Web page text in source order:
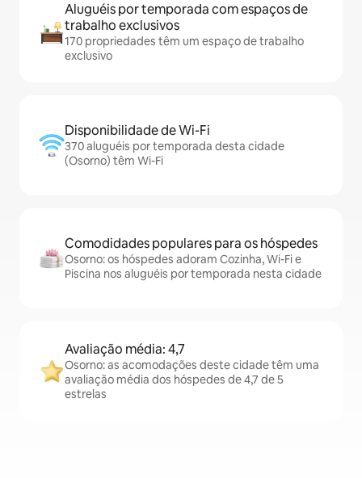
Aluguéis por temporada com espaços de
trabalho exclusivos
170 propriedades têm um espaço de trabalho
exclusivo
Disponibilidade de Wi-Fi
370 aluguéis por temporada desta cidade
(Osorno) têm Wi-Fi
Comodidades populares para os hóspedes
Osorno: os hóspedes adoram Cozinha, Wi-Fi e
Piscina nos aluguéis por temporada nesta cidade
Avaliação média: 4,7
Osorno: as acomodações deste cidade têm uma
avaliação média dos hóspedes de 4,7 de 5
estrelas